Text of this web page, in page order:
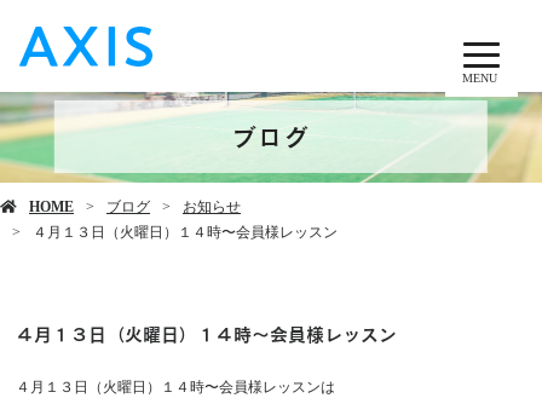
MENU
ブログ
HOME ブログ
お知らせ
４月１３日（火曜日）１４時〜会員様レッスン
４月１３日（火曜日）１４時〜会員様レッスン
４月１３日（火曜日）１４時〜会員様レッスンは